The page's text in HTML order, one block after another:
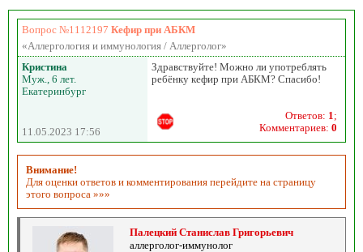
Вопрос №1112197 Кефир при АБКМ
«Аллергология и иммунология / Аллерголог»
Кристина
Муж., 6 лет.
Екатеринбург
Здравствуйте! Можно ли употреблять
ребёнку кефир при АБКМ? Спасибо!
11.05.2023 17:56
Ответов: 1 ;
Комментариев: 0
Внимание!
Для оценки ответов и комментирования перейдите на страницу
этого вопроса »»»
Палецкий Станислав Григорьевич
аллерголог-иммунолог